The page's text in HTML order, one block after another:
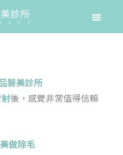
醫美診所
後，感覺非常值得信賴
做除毛